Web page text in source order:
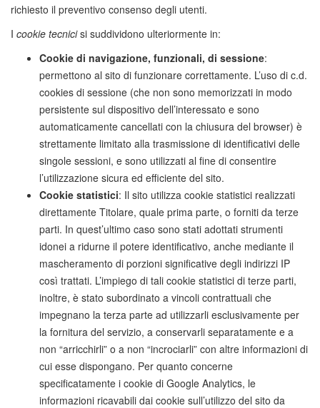
richiesto il preventivo consenso degli utenti.
I cookie tecnicisi suddividono ulteriormente in:
Cookie di navigazione, funzionali, di sessione:
permettono al sito di funzionare correttamente. L’uso di c.d.
cookies di sessione (che non sono memorizzati in modo
persistente sul dispositivo dell’interessato e sono
automaticamente cancellati con la chiusura del browser) è
strettamente limitato alla trasmissione di identificativi delle
singole sessioni, e sono utilizzati al fine di consentire
l’utilizzazione sicura ed efficiente del sito.
Cookie statistici: Il sito utilizza cookie statistici realizzati
direttamente Titolare, quale prima parte, o forniti da terze
parti. In quest’ultimo caso sono stati adottati strumenti
idonei a ridurne il potere identificativo, anche mediante il
mascheramento di porzioni significative degli indirizzi IP
così trattati. L’impiego di tali cookie statistici di terze parti,
inoltre, è stato subordinato a vincoli contrattuali che
impegnano la terza parte ad utilizzarli esclusivamente per
la fornitura del servizio, a conservarli separatamente e a
non “arricchirli” o a non “incrociarli” con altre informazioni di
cui esse dispongano. Per quanto concerne
specificatamente i cookie di Google Analytics, le
informazioni ricavabili dai cookie sull’utilizzo del sito da